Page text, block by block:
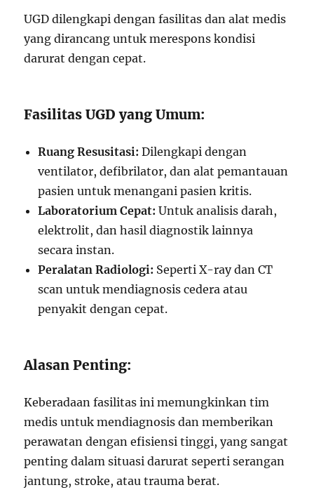
UGD dilengkapi dengan fasilitas dan alat medis
yang dirancang untuk merespons kondisi
darurat dengan cepat.
Fasilitas UGD yang Umum:
Ruang Resusitasi: Dilengkapi dengan
ventilator, defibrilator, dan alat pemantauan
pasien untuk menangani pasien kritis.
Laboratorium Cepat: Untuk analisis darah,
elektrolit, dan hasil diagnostik lainnya
secara instan.
Peralatan Radiologi: Seperti X-ray dan CT
scan untuk mendiagnosis cedera atau
penyakit dengan cepat.
Alasan Penting:
Keberadaan fasilitas ini memungkinkan tim
medis untuk mendiagnosis dan memberikan
perawatan dengan efisiensi tinggi, yang sangat
penting dalam situasi darurat seperti serangan
jantung, stroke, atau trauma berat.